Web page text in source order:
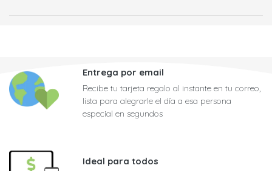
Entrega por email
Recibe tu tarjeta regalo al instante en tu correo,
lista para alegrarle el día a esa persona
especial en segundos
Ideal para todos